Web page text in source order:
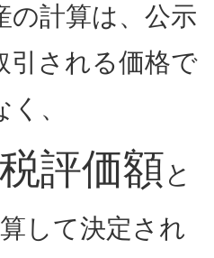
の計算は、公示
引される価格で
く、
評価額と
して決定され